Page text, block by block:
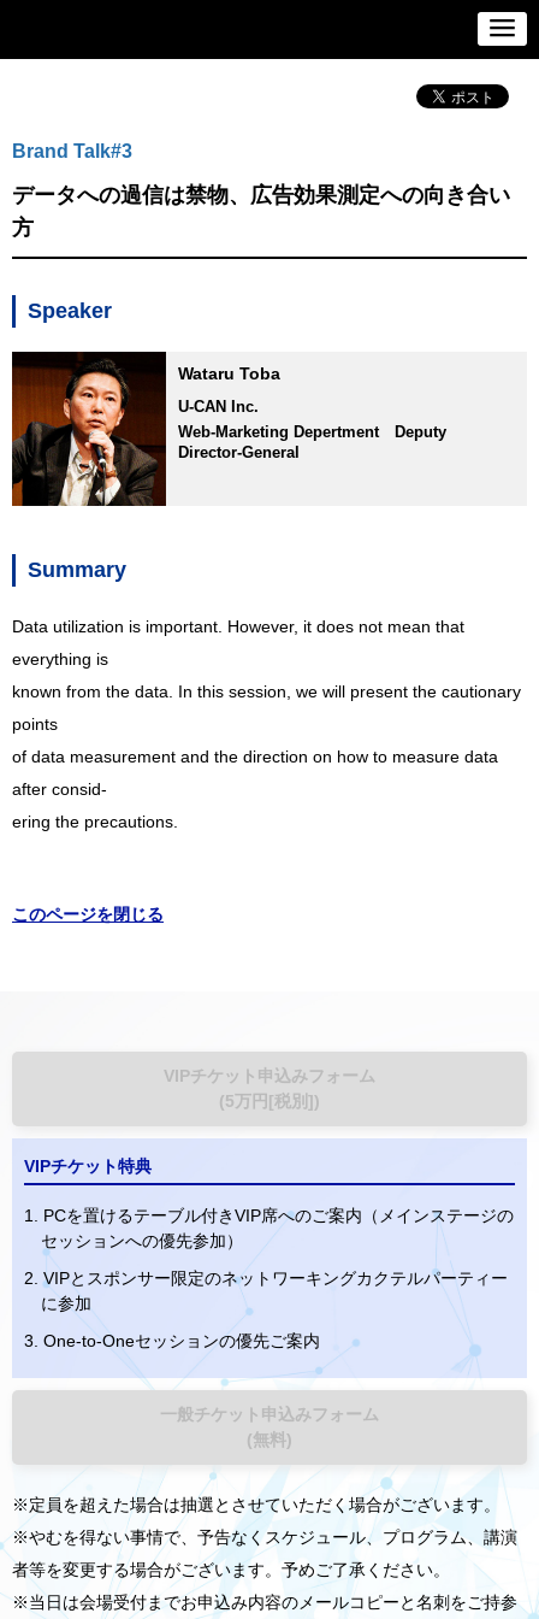
Brand Talk#3
データへの過信は禁物、広告効果測定への向き合い
方
Speaker
Wataru Toba
U-CAN Inc.
Web-Marketing Depertment Deputy
Director-General
Summary
Data utilization is important. However, it does not mean that
everything is
known from the data. In this session, we will present the cautionary
points
of data measurement and the direction on how to measure data
after consid-
ering the precautions.
このページを閉じる
VIPチケット申込みフォーム
(5万円[税別])
VIPチケット特典
1. PCを置けるテーブル付きVIP席へのご案内（メインステージの
セッションへの優先参加）
2. VIPとスポンサー限定のネットワーキングカクテルパーティー
に参加
3. One-to-Oneセッションの優先ご案内
一般チケット申込みフォーム
(無料)
※定員を超えた場合は抽選とさせていただく場合がございます。
※やむを得ない事情で、予告なくスケジュール、プログラム、講演
者等を変更する場合がございます。予めご了承ください。
※当日は会場受付までお申込み内容のメールコピーと名刺をご持参